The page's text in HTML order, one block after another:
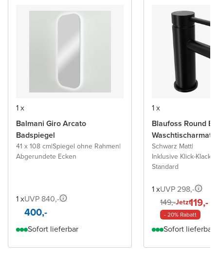
1 x
Balmani Giro Arcato
Badspiegel
41 x 108 cm|Spiegel ohne Rahmen|
Abgerundete Ecken
1 xUVP 840,-
400,-
Sofort lieferbar
1 x
Blaufoss Round
Schwarz Matt|
Inklusive Klick-Klack
Standard
1 xUVP 298,-
149,-Jetzt119,-
- 20% Rabatt
Sofort lieferbar